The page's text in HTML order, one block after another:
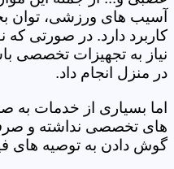
آسیب های ورزشی، توان
کاربرد دارد. در صورتی که
نیاز به تجهیزات تخصصی
در منزل انجام داد.
اما بسیاری از خدمات به
های تخصصی نداشته و
گوش دادن به توصیه های